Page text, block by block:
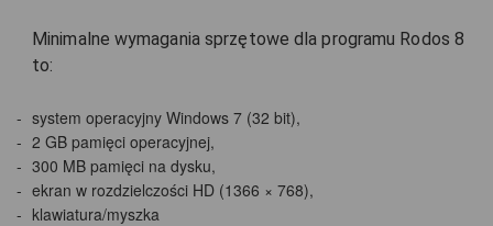
Minimalne wymagania sprzętowe dla programu Rodos 8
to:
system operacyjny Windows 7 (32 bit),
2 GB pamięci operacyjnej,
300 MB pamięci na dysku,
ekran w rozdzielczości HD (1366 × 768),
klawiatura/myszka